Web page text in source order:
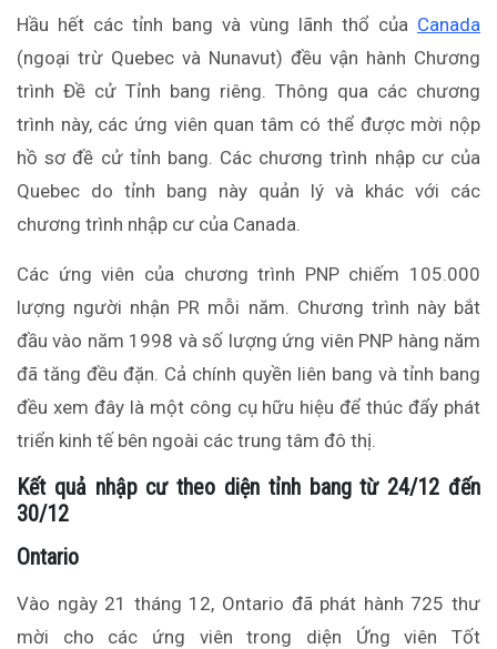
Hầu hết các tỉnh bang và vùng lãnh thổ của Canada
(ngoại trừ Quebec và Nunavut) đều vận hành Chương
trình Đề cử Tỉnh bang riêng. Thông qua các chương
trình này, các ứng viên quan tâm có thể được mời nộp
hồ sơ đề cử tỉnh bang. Các chương trình nhập cư của
Quebec do tỉnh bang này quản lý và khác với các
chương trình nhập cư của Canada.
Các ứng viên của chương trình PNP chiếm 105.000
lượng người nhận PR mỗi năm. Chương trình này bắt
đầu vào năm 1998 và số lượng ứng viên PNP hàng năm
đã tăng đều đặn. Cả chính quyền liên bang và tỉnh bang
đều xem đây là một công cụ hữu hiệu để thúc đẩy phát
triển kinh tế bên ngoài các trung tâm đô thị.
Kết quả nhập cư theo diện tỉnh bang từ 24/12 đến
30/12
Ontario
Vào ngày 21 tháng 12, Ontario đã phát hành 725 thư
mời cho các ứng viên trong diện Ứng viên Tốt